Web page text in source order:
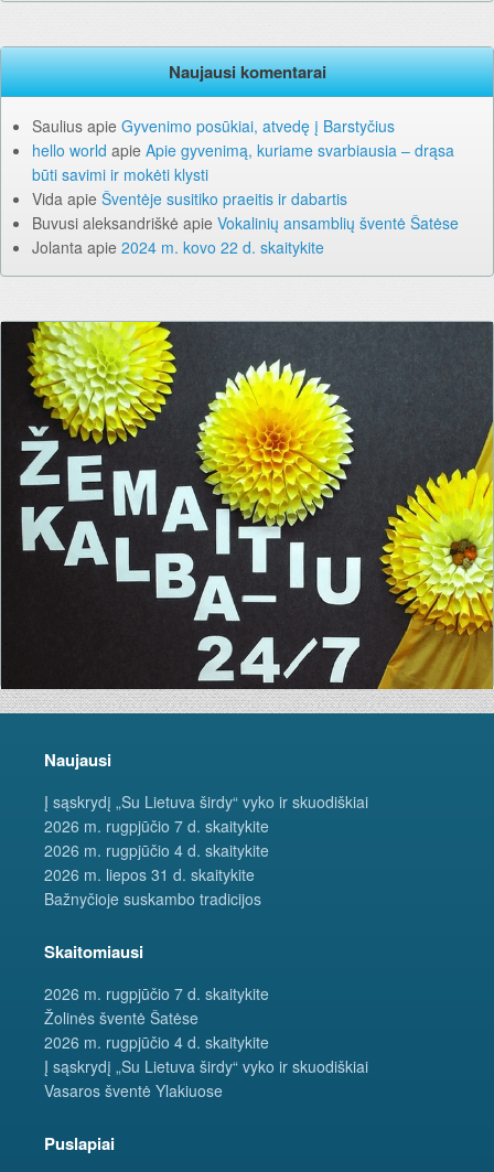
Naujausi komentarai
Saulius apie Gyvenimo posūkiai, atvedę į Barstyčius
hello world apie Apie gyvenimą, kuriame svarbiausia – drąsa
būti savimi ir mokėti klysti
Vida apie Šventėje susitiko praeitis ir dabartis
Buvusi aleksandriškė apie Vokalinių ansamblių šventė Šatėse
Jolanta apie 2024 m. kovo 22 d. skaitykite
Naujausi
Į sąskrydį „Su Lietuva širdy“ vyko ir skuodiškiai
2026 m. rugpjūčio 7 d. skaitykite
2026 m. rugpjūčio 4 d. skaitykite
2026 m. liepos 31 d. skaitykite
Bažnyčioje suskambo tradicijos
Skaitomiausi
2026 m. rugpjūčio 7 d. skaitykite
Žolinės šventė Šatėse
2026 m. rugpjūčio 4 d. skaitykite
Į sąskrydį „Su Lietuva širdy“ vyko ir skuodiškiai
Vasaros šventė Ylakiuose
Puslapiai